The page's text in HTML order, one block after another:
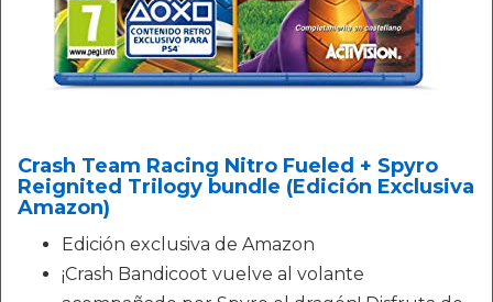
Crash Team Racing Nitro Fueled + Spyro
Reignited Trilogy bundle (Edición Exclusiva
Amazon)
Edición exclusiva de Amazon
¡Crash Bandicoot vuelve al volante